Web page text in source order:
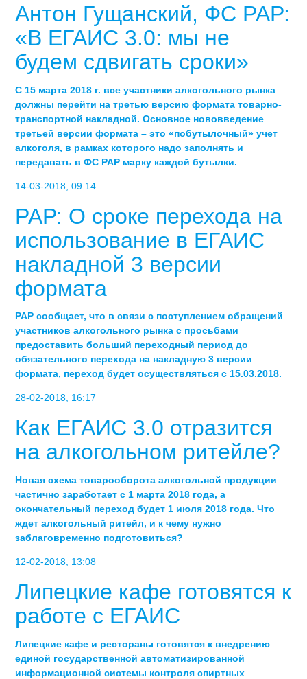
Антон Гущанский, ФС РАР:
«В ЕГАИС 3.0: мы не
будем сдвигать сроки»
С 15 марта 2018 г. все участники алкогольного рынка
должны перейти на третью версию формата товарно-
транспортной накладной. Основное нововведение
третьей версии формата – это «побутылочный» учет
алкоголя, в рамках которого надо заполнять и
передавать в ФС РАР марку каждой бутылки.
14-03-2018, 09:14
РАР: О сроке перехода на
использование в ЕГАИС
накладной 3 версии
формата
РАР сообщает, что в связи с поступлением обращений
участников алкогольного рынка с просьбами
предоставить больший переходный период до
обязательного перехода на накладную 3 версии
формата, переход будет осуществляться с 15.03.2018.
28-02-2018, 16:17
Как ЕГАИС 3.0 отразится
на алкогольном ритейле?
Новая схема товарооборота алкогольной продукции
частично заработает с 1 марта 2018 года, а
окончательный переход будет 1 июля 2018 года. Что
ждет алкогольный ритейл, и к чему нужно
заблаговременно подготовиться?
12-02-2018, 13:08
Липецкие кафе готовятся к
работе с ЕГАИС
Липецкие кафе и рестораны готовятся к внедрению
единой государственной автоматизированной
информационной системы контроля спиртных